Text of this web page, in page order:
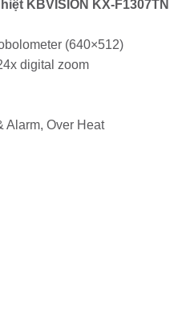
KBVISION KX-F1307TN
(640×512)
digital zoom
Alarm, Over Heat